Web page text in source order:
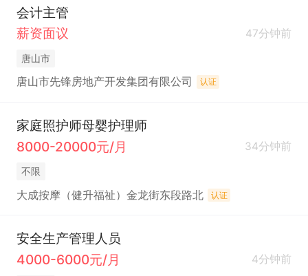
会计主管
薪资面议
47分钟前
唐山市
唐山市先锋房地产开发集团有限公司 认证
家庭照护师母婴护理师
8000-20000元/月
34分钟前
不限
大成按摩（健升福祉）金龙街东段路北 认证
安全生产管理人员
4000-6000元/月
4分钟前